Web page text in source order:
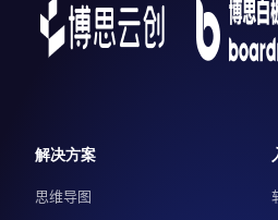
解决方案
思维导图